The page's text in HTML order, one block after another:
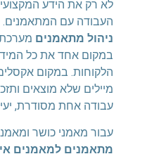
לא רק את הידע
העבודה עם המתאמנים.
ניהול מתאמנים
במקום אחד את כל
הלקוחות. במקום
מיילים שלא מוצאים
עבודה אחת מסודרת,
עבור מאמני כושר
מתאמנים למאמנים